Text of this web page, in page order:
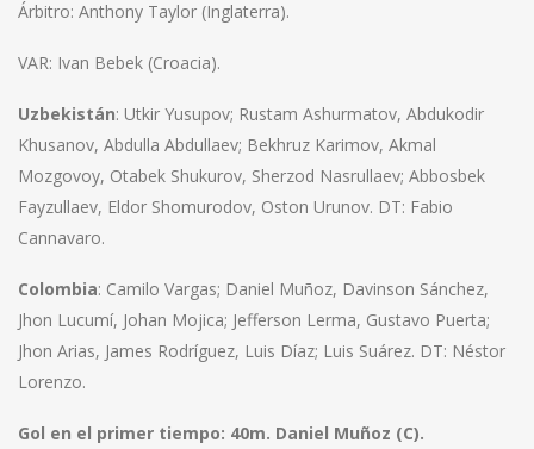
Árbitro: Anthony Taylor (Inglaterra).
VAR: Ivan Bebek (Croacia).
Uzbekistán: Utkir Yusupov; Rustam Ashurmatov, Abdukodir
Khusanov, Abdulla Abdullaev; Bekhruz Karimov, Akmal
Mozgovoy, Otabek Shukurov, Sherzod Nasrullaev; Abbosbek
Fayzullaev, Eldor Shomurodov, Oston Urunov. DT: Fabio
Cannavaro.
Colombia: Camilo Vargas; Daniel Muñoz, Davinson Sánchez,
Jhon Lucumí, Johan Mojica; Jefferson Lerma, Gustavo Puerta;
Jhon Arias, James Rodríguez, Luis Díaz; Luis Suárez. DT: Néstor
Lorenzo.
Gol en el primer tiempo: 40m. Daniel Muñoz (C).